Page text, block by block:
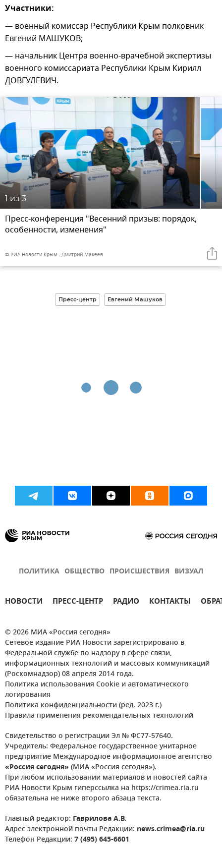
Участники:
— военный комиссар Республики Крым полковник
Евгений МАШУКОВ;
— начальник Центра военно-врачебной экспертизы
военного комиссариата Республики Крым Кирилл
ДОВГУЛЕВИЧ.
1 из 3
Пресс-конференция "Весенний призыв: порядок,
особенности, изменения"
© РИА Новости Крым . Дмитрий Макеев
Пресс-центр Евгений Машуков
ПОЛИТИКА ОБЩЕСТВО ПРОИСШЕСТВИЯ ВИЗУАЛ
НОВОСТИ ПРЕСС-ЦЕНТР РАДИО КОНТАКТЫ
© 2026 МИА «Россия сегодня»
Сетевое издание РИА Новости зарегистрировано в
Федеральной службе по надзору в сфере связи,
информационных технологий и массовых коммуникаций
(Роскомнадзор) 08 апреля 2014 года.
Политика использования Cookie и автоматического
логирования
Политика конфиденциальности (ред. 2023 г.)
Правила применения рекомендательных технологий
Свидетельство о регистрации Эл № ФС77-57640.
Учредитель: Федеральное государственное унитарное
предприятие Международное информационное агентство
«Россия сегодня» (МИА «Россия сегодня»).
При любом использовании материалов и новостей сайта
РИА Новости Крым гиперссылка на https://crimea.ria.ru
обязательна не ниже второго абзаца текста.
Главный редактор: Гаврилова А.В.
Адрес электронной почты Редакции: news.crimea@ria.ru
Телефон Редакции: 7 (495) 645-6601